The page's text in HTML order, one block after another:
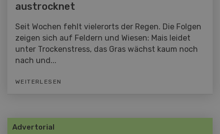
austrocknet
Seit Wochen fehlt vielerorts der Regen. Die Folgen
zeigen sich auf Feldern und Wiesen: Mais leidet
unter Trockenstress, das Gras wächst kaum noch
nach und...
WEITERLESEN
Advertorial